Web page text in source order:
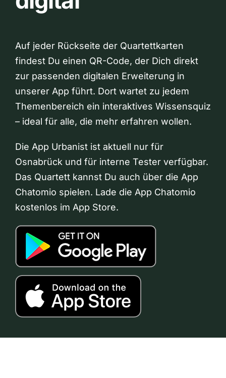
Auf jeder Rückseite der Quartettkarten
findest Du einen QR-Code, der Dich direkt
zur passenden digitalen Erweiterung in
unserer App führt. Dort wartet zu jedem
Themenbereich ein interaktives Wissensquiz
– ideal für alle, die mehr erfahren wollen.
Die App Urbanist ist aktuell nur für
Osnabrück und für interne Tester verfügbar.
Das Quartett kannst Du auch über die App
Chatomio spielen. Lade die App Chatomio
kostenlos im App Store.